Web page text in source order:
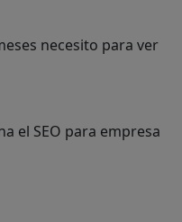
necesito para ver
el SEO para empresa